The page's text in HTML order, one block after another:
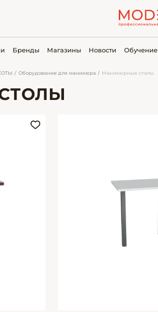
Бренды Магазины Новости Обучение
Оборудование для маникюра Маникюрные столы